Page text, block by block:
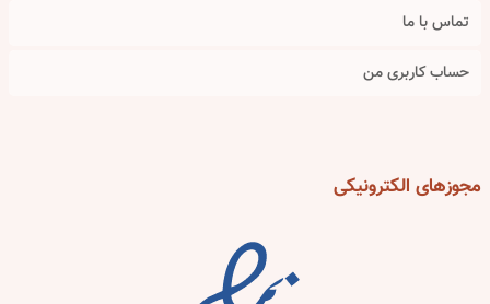
تماس با ما
حساب کاربری من
مجوزهای الکترونیکی